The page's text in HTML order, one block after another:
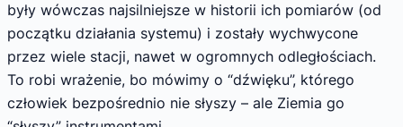
były wówczas najsilniejsze w historii ich pomiarów (od
początku działania systemu) i zostały wychwycone
przez wiele stacji, nawet w ogromnych odległościach.
To robi wrażenie, bo mówimy o “dźwięku”, którego
człowiek bezpośrednio nie słyszy – ale Ziemia go